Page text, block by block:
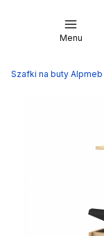
Menu
Szafki na buty Alpmeb